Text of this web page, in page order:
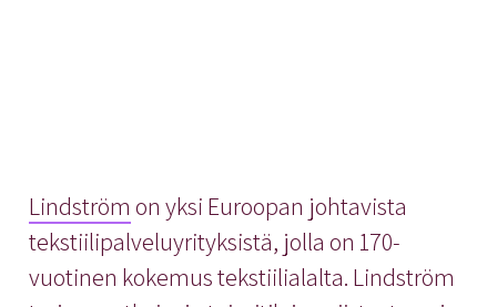
Lindström on yksi Euroopan johtavista
tekstiilipalveluyrityksistä, jolla on 170-
vuotinen kokemus tekstiilialalta. Lindström